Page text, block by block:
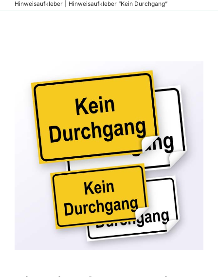
Hinweisaufkleber
Hinweisaufkleber “Kein Durchgang”